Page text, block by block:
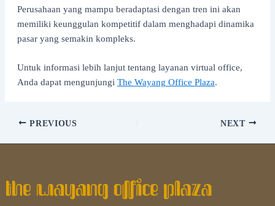
Perusahaan yang mampu beradaptasi dengan tren ini akan
memiliki keunggulan kompetitif dalam menghadapi dinamika
pasar yang semakin kompleks.
Untuk informasi lebih lanjut tentang layanan virtual office,
Anda dapat mengunjungi The Wayang Office Plaza.
PREVIOUS NEXT